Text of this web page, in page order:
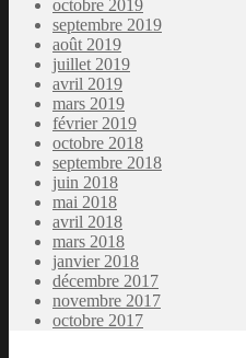
octobre 2019
septembre 2019
août 2019
juillet 2019
avril 2019
mars 2019
février 2019
octobre 2018
septembre 2018
juin 2018
mai 2018
avril 2018
mars 2018
janvier 2018
décembre 2017
novembre 2017
octobre 2017